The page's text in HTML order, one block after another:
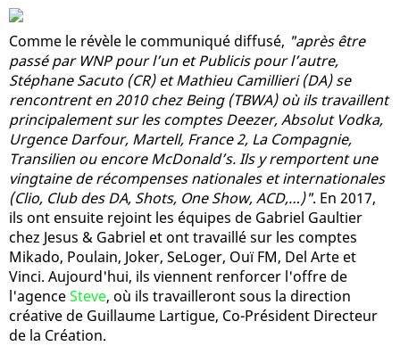
Comme le révèle le communiqué diffusé, "après être
passé par WNP pour l’un et Publicis pour l’autre,
Stéphane Sacuto (CR) et Mathieu Camillieri (DA) se
rencontrent en 2010 chez Being (TBWA) où ils travaillent
principalement sur les comptes Deezer, Absolut Vodka,
Urgence Darfour, Martell, France 2, La Compagnie,
Transilien ou encore McDonald’s. Ils y remportent une
vingtaine de récompenses nationales et internationales
(Clio, Club des DA, Shots, One Show, ACD,…)". En 2017,
ils ont ensuite rejoint les équipes de Gabriel Gaultier
chez Jesus & Gabriel et ont travaillé sur les comptes
Mikado, Poulain, Joker, SeLoger, Ouï FM, Del Arte et
Vinci. Aujourd'hui, ils viennent renforcer l'offre de
l'agenceSteve, où ils travailleront sous la direction
créative de Guillaume Lartigue, Co-Président Directeur
de la Création.